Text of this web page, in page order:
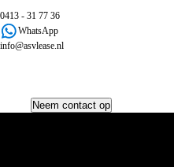
0413 - 31 77 36
WhatsApp
info@asvlease.nl
Neem contact op